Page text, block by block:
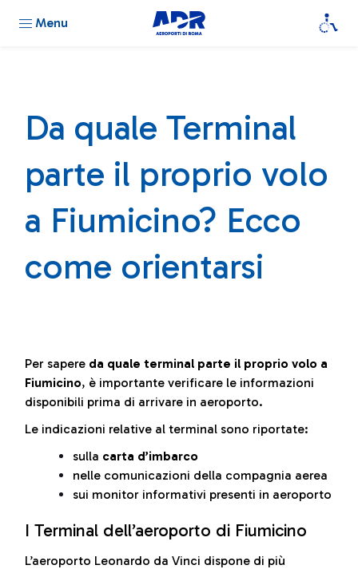
Menu
Da quale Terminal
parte il proprio volo
a Fiumicino? Ecco
come orientarsi
Per sapere da quale terminal parte il proprio volo a
Fiumicino, è importante verificare le informazioni
disponibili prima di arrivare in aeroporto.
Le indicazioni relative al terminal sono riportate:
sulla carta d’imbarco
nelle comunicazioni della compagnia aerea
sui monitor informativi presenti in aeroporto
I Terminal dell’aeroporto di Fiumicino
L’aeroporto Leonardo da Vinci dispone di più